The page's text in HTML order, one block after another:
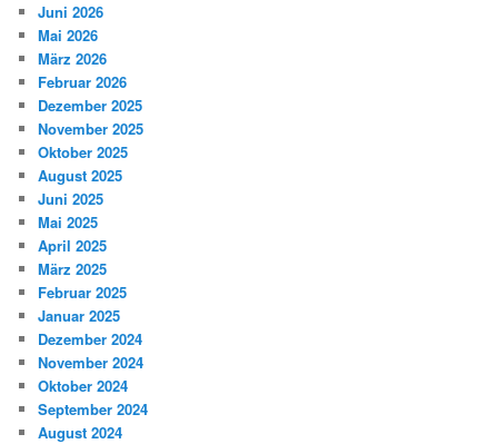
Juni 2026
Mai 2026
März 2026
Februar 2026
Dezember 2025
November 2025
Oktober 2025
August 2025
Juni 2025
Mai 2025
April 2025
März 2025
Februar 2025
Januar 2025
Dezember 2024
November 2024
Oktober 2024
September 2024
August 2024